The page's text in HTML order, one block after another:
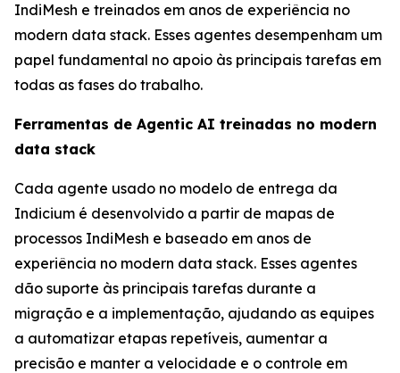
IndiMesh e treinados em anos de experiência no
modern data stack. Esses agentes desempenham um
papel fundamental no apoio às principais tarefas em
todas as fases do trabalho.
Ferramentas de Agentic AI treinadas no modern
data stack
Cada agente usado no modelo de entrega da
Indicium é desenvolvido a partir de mapas de
processos IndiMesh e baseado em anos de
experiência no modern data stack. Esses agentes
dão suporte às principais tarefas durante a
migração e a implementação, ajudando as equipes
a automatizar etapas repetíveis, aumentar a
precisão e manter a velocidade e o controle em